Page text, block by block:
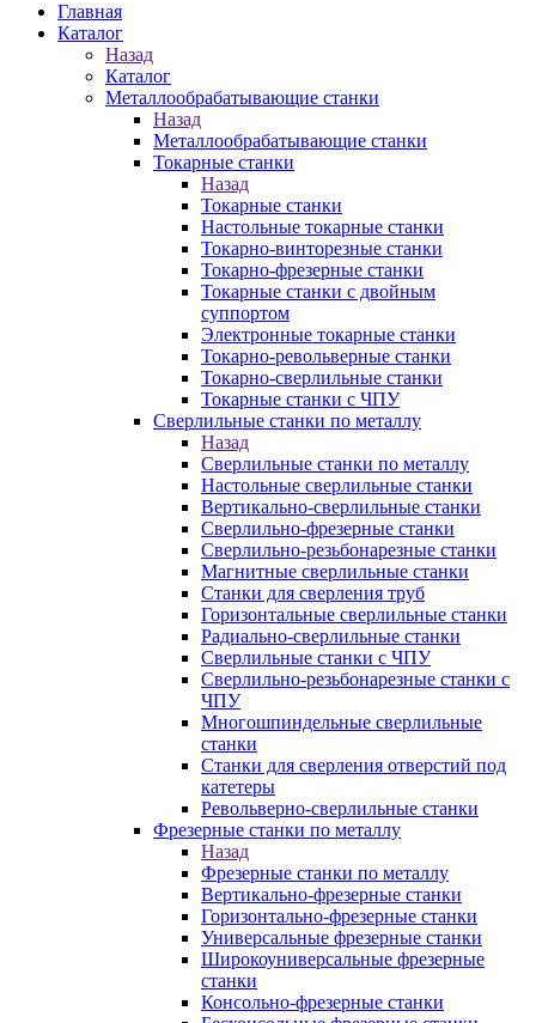
Главная
Каталог
Назад
Каталог
Металлообрабатывающие станки
Назад
Металлообрабатывающие станки
Токарные станки
Назад
Токарные станки
Настольные токарные станки
Токарно-винторезные станки
Токарно-фрезерные станки
Токарные станки с двойным
суппортом
Электронные токарные станки
Токарно-револьверные станки
Токарно-сверлильные станки
Токарные станки с ЧПУ
Сверлильные станки по металлу
Назад
Сверлильные станки по металлу
Настольные сверлильные станки
Вертикально-сверлильные станки
Сверлильно-фрезерные станки
Сверлильно-резьбонарезные станки
Магнитные сверлильные станки
Станки для сверления труб
Горизонтальные сверлильные станки
Радиально-сверлильные станки
Сверлильные станки с ЧПУ
Сверлильно-резьбонарезные станки с
ЧПУ
Многошпиндельные сверлильные
станки
Станки для сверления отверстий под
катетеры
Револьверно-сверлильные станки
Фрезерные станки по металлу
Назад
Фрезерные станки по металлу
Вертикально-фрезерные станки
Горизонтально-фрезерные станки
Универсальные фрезерные станки
Широкоуниверсальные фрезерные
станки
Консольно-фрезерные станки